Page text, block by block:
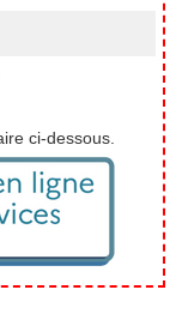
ci-dessous.